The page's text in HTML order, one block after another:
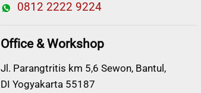
0812 2222 9224
Office & Workshop
Jl. Parangtritis km 5,6 Sewon, Bantul,
DI Yogyakarta 55187